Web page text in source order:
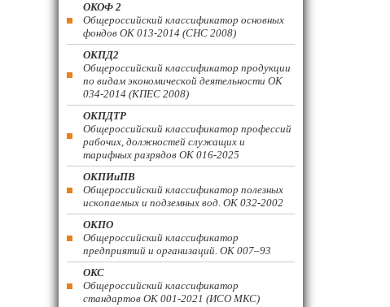
ОКОФ 2
Общероссийский классификатор основных
фондов ОК 013-2014 (СНС 2008)
ОКПД2
Общероссийский классификатор продукции
по видам экономической деятельности ОК
034-2014 (КПЕС 2008)
ОКПДТР
Общероссийский классификатор профессий
рабочих, должностей служащих и
тарифных разрядов ОК 016-2025
ОКПИиПВ
Общероссийский классификатор полезных
ископаемых и подземных вод. ОК 032-2002
ОКПО
Общероссийский классификатор
предприятий и организаций. ОК 007–93
ОКС
Общероссийский классификатор
стандартов ОК 001-2021 (ИСО МКС)